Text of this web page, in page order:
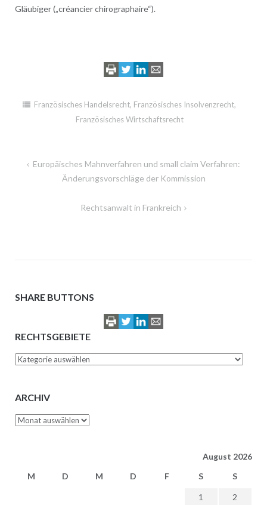
Gläubiger („créancier chirographaire“).
Französisches Handelsrecht, Französisches Insolvenzrecht,
Französisches Wirtschaftsrecht
Beitragsnavigation
Europäisches Mahnverfahren und small claim Verfahren:
Änderungsvorschläge der Kommission
Rechtsanwalt in Frankreich
SHARE BUTTONS
RECHTSGEBIETE
Rechtsgebiete
ARCHIV
Archiv
August 2026
M
D M D F S S
1
2